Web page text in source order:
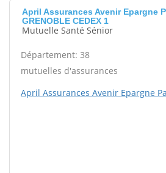
April Assurances Avenir Epargne
GRENOBLE CEDEX 1
Mutuelle Santé Sénior
Département: 38
mutuelles d'assurances
April Assurances Avenir Epargne